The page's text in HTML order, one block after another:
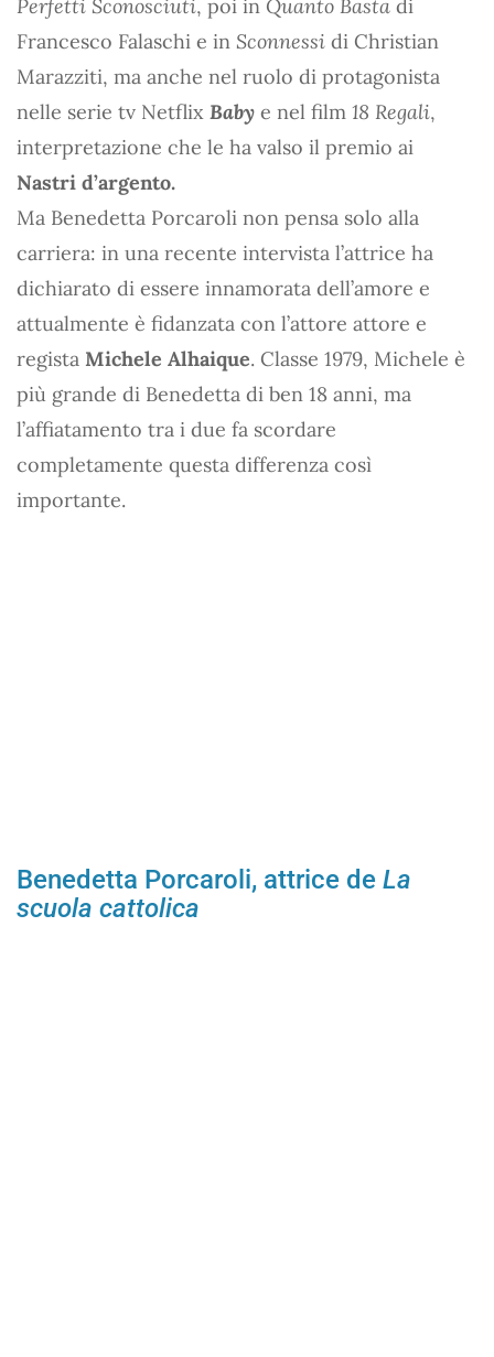
Perfetti Sconosciuti, poi in Quanto Basta di
Francesco Falaschi e in Sconnessi di Christian
Marazziti, ma anche nel ruolo di protagonista
nelle serie tv Netflix Baby e nel film 18 Regali,
interpretazione che le ha valso il premio ai
Nastri d’argento.
Ma Benedetta Porcaroli non pensa solo alla
carriera: in una recente intervista l’attrice ha
dichiarato di essere innamorata dell’amore e
attualmente è fidanzata con l’attore attore e
regista Michele Alhaique. Classe 1979, Michele è
più grande di Benedetta di ben 18 anni, ma
l’affiatamento tra i due fa scordare
completamente questa differenza così
importante.
Benedetta Porcaroli, attrice de La
scuola cattolica